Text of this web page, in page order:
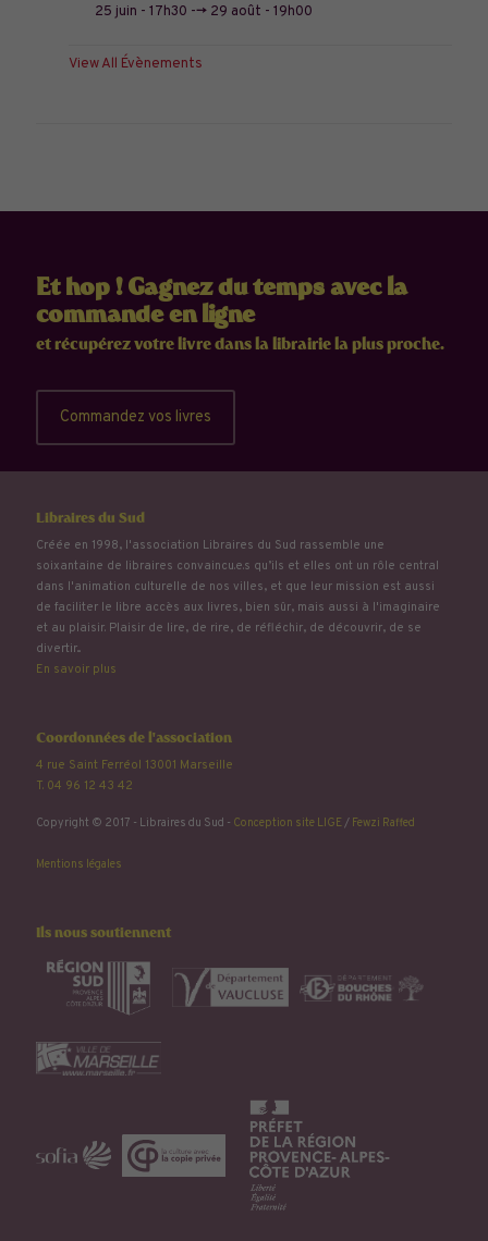
25 juin - 17h30 --> 29 août - 19h00
View All Évènements
Et hop ! Gagnez du temps avec la
commande en ligne
et récupérez votre livre dans la librairie la plus proche.
Commandez vos livres
Libraires du Sud
Créée en 1998, l'association Libraires du Sud rassemble une
soixantaine de libraires convaincu.e.s qu’ils et elles ont un rôle central
dans l'animation culturelle de nos villes, et que leur mission est aussi
de faciliter le libre accès aux livres, bien sûr, mais aussi à l'imaginaire
et au plaisir. Plaisir de lire, de rire, de réfléchir, de découvrir, de se
divertir...
En savoir plus
Coordonnées de l'association
4 rue Saint Ferréol 13001 Marseille
T. 04 96 12 43 42
Copyright © 2017 - Libraires du Sud - Conception site LIGE/ Fewzi Raffed
Mentions légales
Ils nous soutiennent